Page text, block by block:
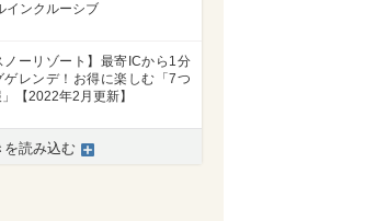
インクルーシブ
ノーリゾート】最寄ICから1分
ゲレンデ！お得に楽しむ「7つ
【2022年2月更新】
を読み込む